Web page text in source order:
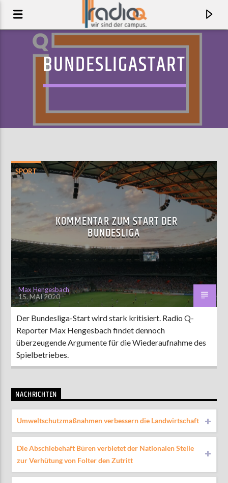
AKTUELLER TRACK
COME TOGETHER
THE BEATLES
AKTUELLE SENDUNG
MOEBIUS
00:00 18:00
ZU HÖREN INMünster 90,9 MHzSteinfurt103,9 MHz
BUNDESLIGASTART
SPORT
KOMMENTAR ZUM START DER
BUNDESLIGA
Max Hengesbach
15. MAI 2020
Der Bundesliga-Start wird stark kritisiert. Radio Q-
Reporter Max Hengesbach findet dennoch
überzeugende Argumente für die Wiederaufnahme des
Spielbetriebes.
NACHRICHTEN
Umweltschutzmaßnahmen verbessern die Landwirtschaft
Die Abschiebehaft Büren verbietet der Nationalen Stelle
zur Verhütung von Folter den Zutritt